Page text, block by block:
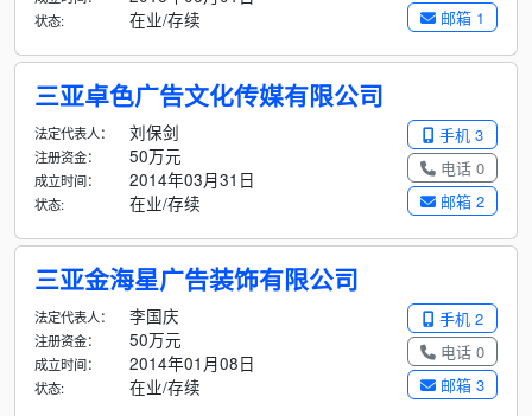
邮箱 1
状态: 在业/存续
三亚卓色广告文化传媒有限公司
手机 3
电话 0
邮箱 2
法定代表人： 刘保剑
注册资金： 50万元
成立时间： 2014年03月31日
状态: 在业/存续
三亚金海星广告装饰有限公司
手机 2
电话 0
邮箱 3
法定代表人： 李国庆
注册资金： 50万元
成立时间： 2014年01月08日
状态: 在业/存续